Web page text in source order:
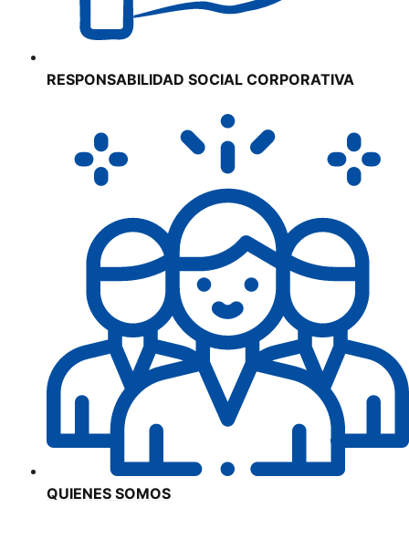
RESPONSABILIDAD SOCIAL CORPORATIVA
QUIENES SOMOS